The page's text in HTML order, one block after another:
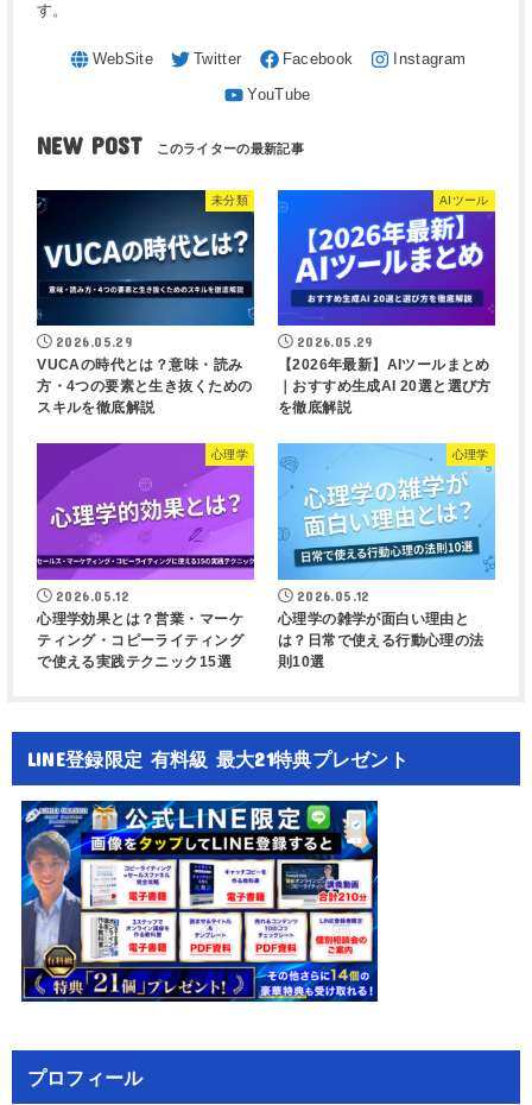
す。
NEW POST
未分類
2026.05.29
VUCAの時代とは？意味・読み
方・4つの要素と生き抜くための
スキルを徹底解説
AIツール
2026.05.29
【2026年最新】AIツールまとめ
｜おすすめ生成AI 20選と選び方
を徹底解説
心理学
2026.05.12
心理学効果とは？営業・マーケ
ティング・コピーライティング
で使える実践テクニック15選
心理学
2026.05.12
心理学の雑学が面白い理由と
は？日常で使える行動心理の法
則10選
LINE登録限定 有料級 最大21特典プレゼント
プロフィール